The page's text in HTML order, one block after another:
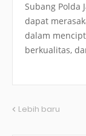
Subang Polda
dapat
dalam
berkualitas,
Lebih baru